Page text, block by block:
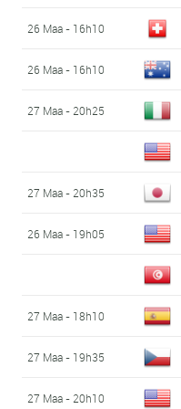
26 Maa - 16h10
26 Maa - 16h10
27 Maa - 20h25
27 Maa - 20h35
26 Maa - 19h05
27 Maa - 18h10
27 Maa - 19h35
27 Maa - 20h10